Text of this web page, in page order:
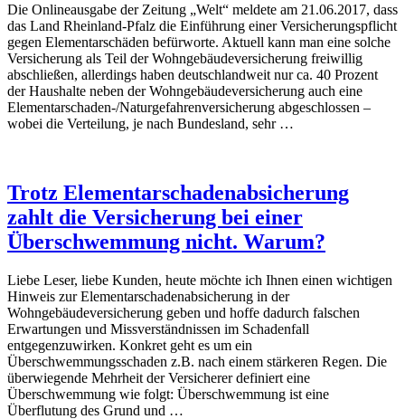
Die Onlineausgabe der Zeitung „Welt“ meldete am 21.06.2017, dass
das Land Rheinland-Pfalz die Einführung einer Versicherungspflicht
gegen Elementarschäden befürworte. Aktuell kann man eine solche
Versicherung als Teil der Wohngebäudeversicherung freiwillig
abschließen, allerdings haben deutschlandweit nur ca. 40 Prozent
der Haushalte neben der Wohngebäudeversicherung auch eine
Elementarschaden-/Naturgefahrenversicherung abgeschlossen –
wobei die Verteilung, je nach Bundesland, sehr …
Trotz Elementarschadenabsicherung
zahlt die Versicherung bei einer
Überschwemmung nicht. Warum?
Liebe Leser, liebe Kunden, heute möchte ich Ihnen einen wichtigen
Hinweis zur Elementarschadenabsicherung in der
Wohngebäudeversicherung geben und hoffe dadurch falschen
Erwartungen und Missverständnissen im Schadenfall
entgegenzuwirken. Konkret geht es um ein
Überschwemmungsschaden z.B. nach einem stärkeren Regen. Die
überwiegende Mehrheit der Versicherer definiert eine
Überschwemmung wie folgt: Überschwemmung ist eine
Überflutung des Grund und …